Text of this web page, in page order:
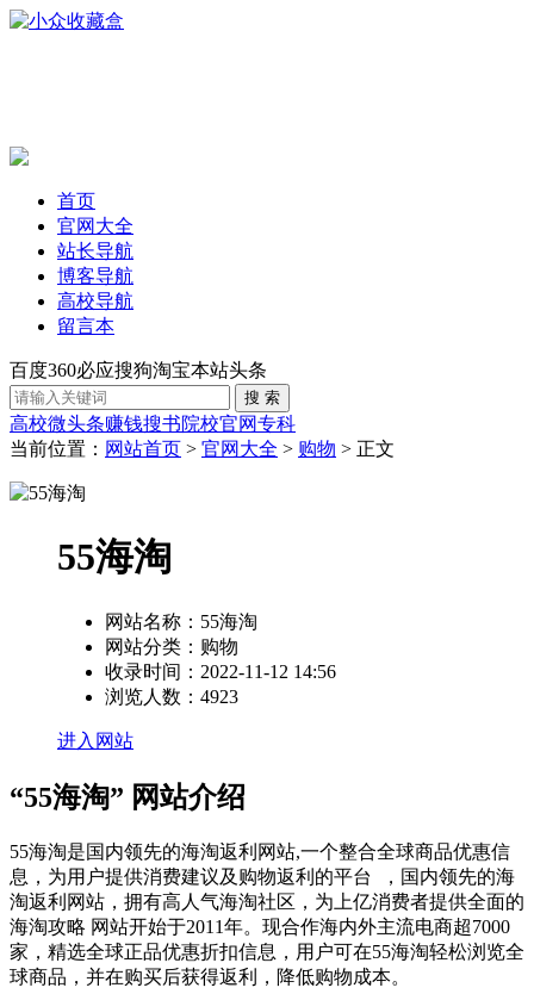
首页
官网大全
站长导航
博客导航
高校导航
留言本
百度360必应搜狗淘宝本站头条
高校微头条赚钱搜书院校官网专科
当前位置： 网站首页 > 官网大全 > 购物 > 正文
55海淘
网站名称： 55海淘
网站分类： 购物
收录时间： 2022-11-12 14:56
浏览人数： 4923
进入网站
“55海淘” 网站介绍
55海淘是国内领先的海淘返利网站,一个整合全球商品优惠信
息，为用户提供消费建议及购物返利的平台 ，国内领先的海
淘返利网站，拥有高人气海淘社区，为上亿消费者提供全面的
海淘攻略 网站开始于2011年。现合作海内外主流电商超7000
家，精选全球正品优惠折扣信息，用户可在55海淘轻松浏览全
球商品，并在购买后获得返利，降低购物成本。